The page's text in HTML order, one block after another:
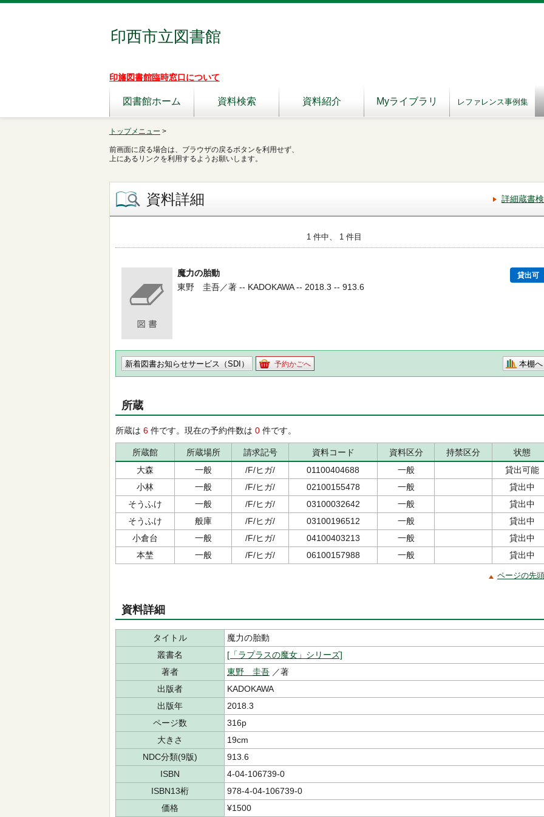
印西市立図書館
印旛図書館臨時窓口について
図書館ホーム 資料検索 資料紹介 Myライブラリ レファレンス事例集
トップメニュー >
前画面に戻る場合は、ブラウザの戻るボタンを利用せず、
上にあるリンクを利用するようお願いします。
資料詳細 詳細蔵書
1 件中、 1 件目
魔力の胎動 貸出可
東野 圭吾／著 -- KADOKAWA -- 2018.3 -- 913.6
新着図書お知らせサービス（SDI） 予約かごへ 本棚へ
所蔵
所蔵は 6 件です。現在の予約件数は 0 件です。
所蔵館 所蔵場所 請求記号 資料コード 資料区分 持禁区分
状態
大森
一般 /F/ヒガ/ 01100404688 一般
貸出可能
小林
一般 /F/ヒガ/ 02100155478 一般
貸出中
そうふけ
一般 /F/ヒガ/ 03100032642 一般
貸出中
そうふけ
般庫 /F/ヒガ/ 03100196512 一般
貸出中
小倉台
一般 /F/ヒガ/ 04100403213 一般
貸出中
本埜
一般 /F/ヒガ/ 06100157988 一般 貸出中
ページの先
資料詳細
タイトル
魔力の胎動
叢書名
[「ラプラスの魔女」シリーズ]
著者
東野 圭吾 ／著
出版者
KADOKAWA
出版年
2018.3
ページ数
316p
大きさ
19cm
NDC分類(9版)
913.6
ISBN
4-04-106739-0
ISBN13桁
978-4-04-106739-0
価格
¥1500